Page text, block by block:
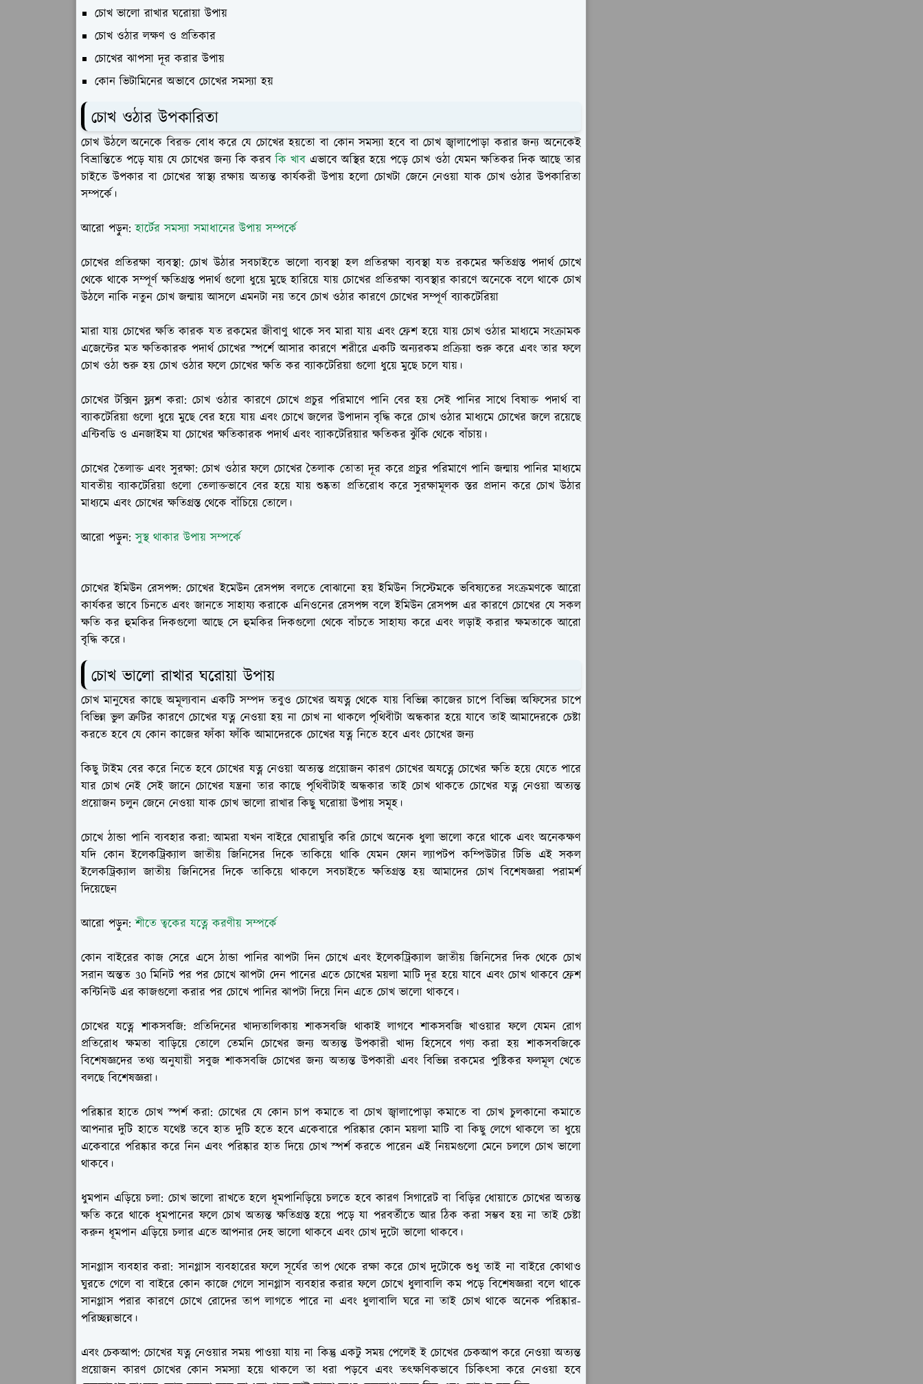
চোখ ভালো রাখার ঘরোয়া উপায়
চোখ ওঠার লক্ষণ ও প্রতিকার
চোখের ঝাপসা দূর করার উপায়
কোন ভিটামিনের অভাবে চোখের সমস্যা হয়
চোখ ওঠার উপকারিতা
চোখ উঠলে অনেকে বিরক্ত বোধ করে যে চোখের হয়তো বা কোন সমস্যা হবে বা চোখ জ্বালাপোড়া করার জন্য অনেকেই
বিভ্রান্তিতে পড়ে যায় যে চোখের জন্য কি করবকি খাবএভাবে অস্থির হয়ে পড়ে চোখ ওঠা যেমন ক্ষতিকর দিক আছে তার
চাইতে উপকার বা চোখের স্বাস্থ্য রক্ষায় অত্যন্ত কার্যকরী উপায় হলো চোখটা জেনে নেওয়া যাক চোখ ওঠার উপকারিতা
সম্পর্কে।
আরো পড়ুন:হার্টের সমস্যা সমাধানের উপায় সম্পর্কে
চোখের প্রতিরক্ষা ব্যবস্থা: চোখ উঠার সবচাইতে ভালো ব্যবস্থা হল প্রতিরক্ষা ব্যবস্থা যত রকমের ক্ষতিগ্রস্ত পদার্থ চোখে
থেকে থাকে সম্পূর্ণ ক্ষতিগ্রস্ত পদার্থ গুলো ধুয়ে মুছে হারিয়ে যায় চোখের প্রতিরক্ষা ব্যবস্থার কারণে অনেকে বলে থাকে চোখ
উঠলে নাকি নতুন চোখ জন্মায় আসলে এমনটা নয় তবে চোখ ওঠার কারণে চোখের সম্পূর্ণ ব্যাকটেরিয়া
মারা যায় চোখের ক্ষতি কারক যত রকমের জীবাণু থাকে সব মারা যায় এবং ফ্রেশ হয়ে যায় চোখ ওঠার মাধ্যমে সংক্রামক
এজেন্টের মত ক্ষতিকারক পদার্থ চোখের স্পর্শে আসার কারণে শরীরে একটি অন্যরকম প্রক্রিয়া শুরু করে এবং তার ফলে
চোখ ওঠা শুরু হয় চোখ ওঠার ফলে চোখের ক্ষতি কর ব্যাকটেরিয়া গুলো ধুয়ে মুছে চলে যায়।
চোখের টক্সিন ফ্ল্যশ করা: চোখ ওঠার কারণে চোখে প্রচুর পরিমাণে পানি বের হয় সেই পানির সাথে বিষাক্ত পদার্থ বা
ব্যাকটেরিয়া গুলো ধুয়ে মুছে বের হয়ে যায় এবং চোখে জলের উপাদান বৃদ্ধি করে চোখ ওঠার মাধ্যমে চোখের জলে রয়েছে
এন্টিবডি ও এনজাইম যা চোখের ক্ষতিকারক পদার্থ এবং ব্যাকটেরিয়ার ক্ষতিকর ঝুঁকি থেকে বাঁচায়।
চোখের তৈলাক্ত এবং সুরক্ষা: চোখ ওঠার ফলে চোখের তৈলাক তোতা দূর করে প্রচুর পরিমাণে পানি জন্মায় পানির মাধ্যমে
যাবতীয় ব্যাকটেরিয়া গুলো তেলাক্তভাবে বের হয়ে যায় শুষ্কতা প্রতিরোধ করে সুরক্ষামূলক স্তর প্রদান করে চোখ উঠার
মাধ্যমে এবং চোখের ক্ষতিগ্রস্ত থেকে বাঁচিয়ে তোলে।
আরো পড়ুন:সুস্থ থাকার উপায় সম্পর্কে
চোখের ইমিউন রেসপন্স: চোখের ইমেউন রেসপন্স বলতে বোঝানো হয় ইমিউন সিস্টেমকে ভবিষ্যতের সংক্রমণকে আরো
কার্যকর ভাবে চিনতে এবং জানতে সাহায্য করাকে এনিওনের রেসপন্স বলে ইমিউন রেসপন্স এর কারণে চোখের যে সকল
ক্ষতি কর হুমকির দিকগুলো আছে সে হুমকির দিকগুলো থেকে বাঁচতে সাহায্য করে এবং লড়াই করার ক্ষমতাকে আরো
বৃদ্ধি করে।
চোখ ভালো রাখার ঘরোয়া উপায়
চোখ মানুষের কাছে অমূল্যবান একটি সম্পদ তবুও চোখের অযত্ন থেকে যায় বিভিন্ন কাজের চাপে বিভিন্ন অফিসের চাপে
বিভিন্ন ভুল ত্রুটির কারণে চোখের যত্ন নেওয়া হয় না চোখ না থাকলে পৃথিবীটা অন্ধকার হয়ে যাবে তাই আমাদেরকে চেষ্টা
করতে হবে যে কোন কাজের ফাঁকা ফাঁকি আমাদেরকে চোখের যত্ন নিতে হবে এবং চোখের জন্য
কিছু টাইম বের করে নিতে হবে চোখের যত্ন নেওয়া অত্যন্ত প্রয়োজন কারণ চোখের অযত্নে চোখের ক্ষতি হয়ে যেতে পারে
যার চোখ নেই সেই জানে চোখের যন্ত্রনা তার কাছে পৃথিবীটাই অন্ধকার তাই চোখ থাকতে চোখের যত্ন নেওয়া অত্যন্ত
প্রয়োজন চলুন জেনে নেওয়া যাক চোখ ভালো রাখার কিছু ঘরোয়া উপায় সমূহ।
চোখে ঠান্ডা পানি ব্যবহার করা: আমরা যখন বাইরে ঘোরাঘুরি করি চোখে অনেক ধুলা ভালো করে থাকে এবং অনেকক্ষণ
যদি কোন ইলেকট্রিক্যাল জাতীয় জিনিসের দিকে তাকিয়ে থাকি যেমন ফোন ল্যাপটপ কম্পিউটার টিভি এই সকল
ইলেকট্রিক্যাল জাতীয় জিনিসের দিকে তাকিয়ে থাকলে সবচাইতে ক্ষতিগ্রস্ত হয় আমাদের চোখ বিশেষজ্ঞরা পরামর্শ
দিয়েছেন
আরো পড়ুন:শীতে ত্বকের যত্নে করণীয় সম্পর্কে
কোন বাইরের কাজ সেরে এসে ঠান্ডা পানির ঝাপটা দিন চোখে এবং ইলেকট্রিক্যাল জাতীয় জিনিসের দিক থেকে চোখ
সরান অন্তত 30 মিনিট পর পর চোখে ঝাপটা দেন পানের এতে চোখের ময়লা মাটি দূর হয়ে যাবে এবং চোখ থাকবে ফ্রেশ
কন্টিনিউ এর কাজগুলো করার পর চোখে পানির ঝাপটা দিয়ে নিন এতে চোখ ভালো থাকবে।
চোখের যত্নে শাকসবজি: প্রতিদিনের খাদ্যতালিকায় শাকসবজি থাকাই লাগবে শাকসবজি খাওয়ার ফলে যেমন রোগ
প্রতিরোধ ক্ষমতা বাড়িয়ে তোলে তেমনি চোখের জন্য অত্যন্ত উপকারী খাদ্য হিসেবে গণ্য করা হয় শাকসবজিকে
বিশেষজ্ঞদের তথ্য অনুযায়ী সবুজ শাকসবজি চোখের জন্য অত্যন্ত উপকারী এবং বিভিন্ন রকমের পুষ্টিকর ফলমূল খেতে
বলছে বিশেষজ্ঞরা।
পরিষ্কার হাতে চোখ স্পর্শ করা: চোখের যে কোন চাপ কমাতে বা চোখ জ্বালাপোড়া কমাতে বা চোখ চুলকানো কমাতে
আপনার দুটি হাতে যথেষ্ট তবে হাত দুটি হতে হবে একেবারে পরিষ্কার কোন ময়লা মাটি বা কিছু লেগে থাকলে তা ধুয়ে
একেবারে পরিষ্কার করে নিন এবং পরিষ্কার হাত দিয়ে চোখ স্পর্শ করতে পারেন এই নিয়মগুলো মেনে চললে চোখ ভালো
থাকবে।
ধুমপান এড়িয়ে চলা: চোখ ভালো রাখতে হলে ধূমপানিড়িয়ে চলতে হবে কারণ সিগারেট বা বিড়ির ধোয়াতে চোখের অত্যন্ত
ক্ষতি করে থাকে ধূমপানের ফলে চোখ অত্যন্ত ক্ষতিগ্রস্ত হয়ে পড়ে যা পরবর্তীতে আর ঠিক করা সম্ভব হয় না তাই চেষ্টা
করুন ধূমপান এড়িয়ে চলার এতে আপনার দেহ ভালো থাকবে এবং চোখ দুটো ভালো থাকবে।
সানগ্লাস ব্যবহার করা: সানগ্লাস ব্যবহারের ফলে সূর্যের তাপ থেকে রক্ষা করে চোখ দুটোকে শুধু তাই না বাইরে কোথাও
ঘুরতে গেলে বা বাইরে কোন কাজে গেলে সানগ্লাস ব্যবহার করার ফলে চোখে ধুলাবালি কম পড়ে বিশেষজ্ঞরা বলে থাকে
সানগ্লাস পরার কারণে চোখে রোদের তাপ লাগতে পারে না এবং ধুলাবালি ঘরে না তাই চোখ থাকে অনেক পরিষ্কার-
পরিচ্ছন্নভাবে।
এবং চেকআপ: চোখের যত্ন নেওয়ার সময় পাওয়া যায় না কিন্তু একটু সময় পেলেই ই চোখের চেকআপ করে নেওয়া অত্যন্ত
প্রয়োজন কারণ চোখের কোন সমস্যা হয়ে থাকলে তা ধরা পড়বে এবং তৎক্ষণিকভাবে চিকিৎসা করে নেওয়া হবে